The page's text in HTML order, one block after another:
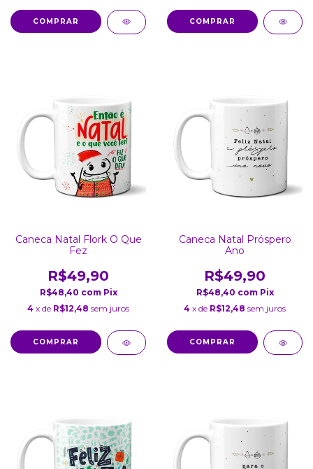
COMPRAR COMPRAR
Caneca Natal Flork O Que
Fez
R$49,90
R$48,40 com Pix
4 x de R$12,48 sem juros
COMPRAR
Caneca Natal Próspero
Ano
R$49,90
R$48,40 com Pix
4 x de R$12,48 sem juros
COMPRAR